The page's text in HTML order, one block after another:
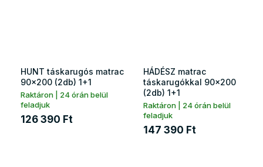
HUNT táskarugós matrac
90x200 (2db) 1+1
Raktáron | 24 órán belül
feladjuk
126 390 Ft
HÁDÉSZ matrac
táskarugókkal 90x200
(2db) 1+1
Raktáron | 24 órán belül
feladjuk
147 390 Ft